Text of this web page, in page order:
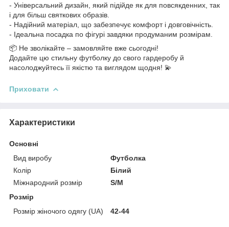
- Універсальний дизайн, який підійде як для повсякденних, так
і для більш святкових образів.
- Надійний матеріал, що забезпечує комфорт і довговічність.
- Ідеальна посадка по фігурі завдяки продуманим розмірам.
📦 Не зволікайте – замовляйте вже сьогодні!
Додайте цю стильну футболку до свого гардеробу й
насолоджуйтесь її якістю та виглядом щодня! 💫
Приховати
Характеристики
Основні
Вид виробу
Футболка
Колір
Білий
Міжнародний розмір
S/M
Розмір
Розмір жіночого одягу (UA)
42-44